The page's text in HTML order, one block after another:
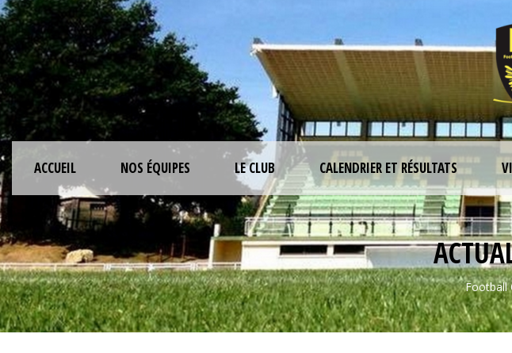
ACCUEIL NOS ÉQUIPES LE CLUB CALENDRIER ET RÉSULTATS
Football